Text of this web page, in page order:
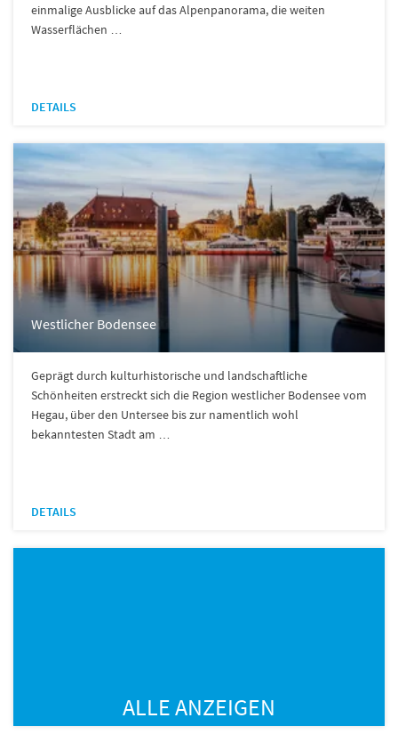
einmalige Ausblicke auf das Alpenpanorama, die weiten
Wasserflächen …
DETAILS
Westlicher Bodensee
Geprägt durch kulturhistorische und landschaftliche
Schönheiten erstreckt sich die Region westlicher Bodensee vom
Hegau, über den Untersee bis zur namentlich wohl
bekanntesten Stadt am …
DETAILS
ALLE ANZEIGEN